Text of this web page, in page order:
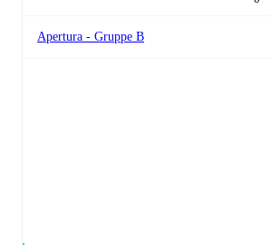
Apertura - Gruppe B